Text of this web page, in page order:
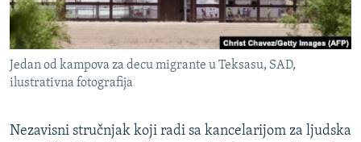
VIŠE OD NASLOVA
GENOCID U SREBRENICI
POPLAVE I KLIZIŠTA U BIH 2024.
POST SCRIPTUM
PRATITE NAS
Jedan od kampova za decu migrante u Teksasu, SAD,
ilustrativna fotografija
Nezavisni stručnjak koji radi sa kancelarijom za ljudska